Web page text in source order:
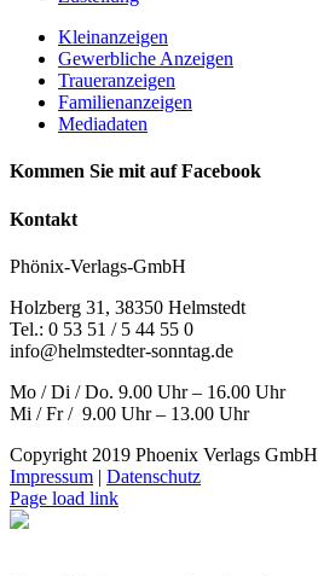
Kleinanzeigen
Gewerbliche Anzeigen
Traueranzeigen
Familienanzeigen
Mediadaten
Kommen Sie mit auf Facebook
Kontakt
Phönix-Verlags-GmbH
Holzberg 31, 38350 Helmstedt
Tel.: 0 53 51 / 5 44 55 0
info@helmstedter-sonntag.de
Mo / Di / Do. 9.00 Uhr – 16.00 Uhr
Mi / Fr / 9.00 Uhr – 13.00 Uhr
Copyright 2019 Phoenix Verlags GmbH
Impressum | Datenschutz
Page load link